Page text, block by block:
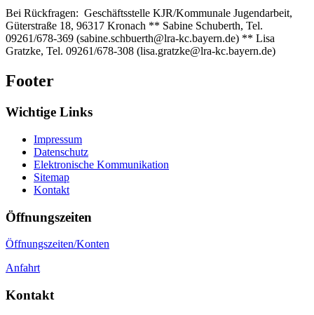
Bei Rückfragen: Geschäftsstelle KJR/Kommunale Jugendarbeit,
Güterstraße 18, 96317 Kronach ** Sabine Schuberth, Tel.
09261/678-369 (sabine.schbuerth@lra-kc.bayern.de) ** Lisa
Gratzke, Tel. 09261/678-308 (lisa.gratzke@lra-kc.bayern.de)
Footer
Wichtige Links
Impressum
Datenschutz
Elektronische Kommunikation
Sitemap
Kontakt
Öffnungszeiten
Öffnungszeiten/Konten
Anfahrt
Kontakt